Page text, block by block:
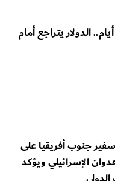
الدولار يتراجع أمام
جنوب أفريقيا على
الإسرائيلي ويؤكد